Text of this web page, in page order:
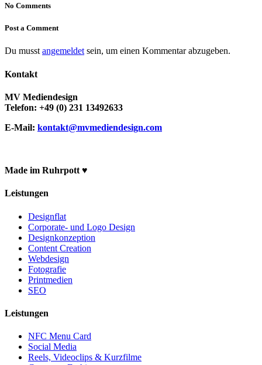
No Comments
Post a Comment
Du musst angemeldet sein, um einen Kommentar abzugeben.
Kontakt
MV Mediendesign
Telefon: +49 (0) 231 13492633
E-Mail: kontakt@mvmediendesign.com
Made im Ruhrpott ♥
Leistungen
Designflat
Corporate- und Logo Design
Designkonzeption
Content Creation
Webdesign
Fotografie
Printmedien
SEO
Leistungen
NFC Menu Card
Social Media
Reels, Videoclips & Kurzfilme